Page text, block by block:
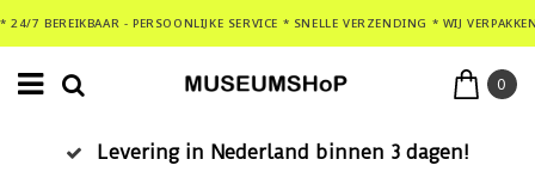
* 24/7 BEREIKBAAR - PERSOONLIJKE SERVICE * SNELLE VERZENDING * WIJ
0
Levering in Nederland binnen 3 dagen!